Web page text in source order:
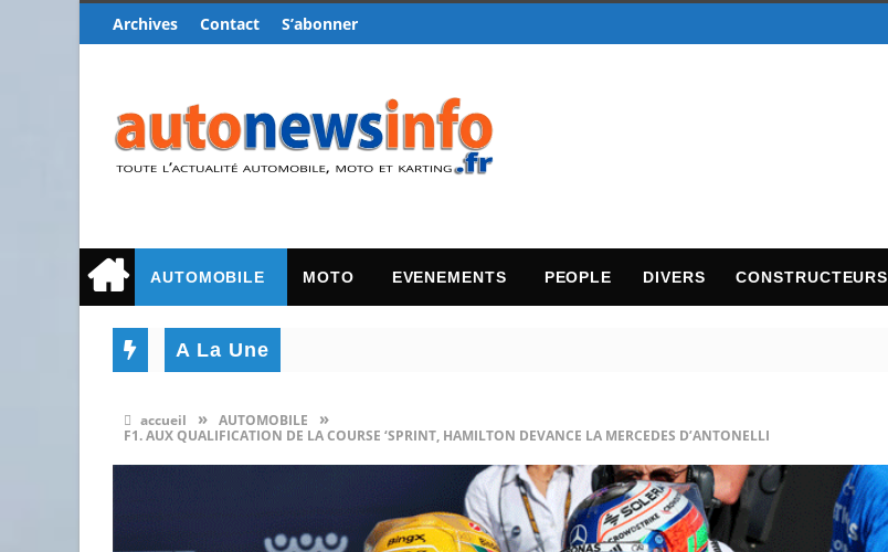
Archives Contact S’abonner
AUTOMOBILE MOTO EVENEMENTS PEOPLE DIVERS CONSTRUCTEURS
A La Une
accueil » AUTOMOBILE »
F1. AUX QUALIFICATION DE LA COURSE ‘SPRINT, HAMILTON DEVANCE LA MERCEDES D’ANTONELLI